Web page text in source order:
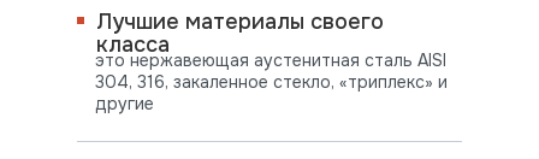
это нержавеющая аустенитная сталь AISI
304, 316, закаленное стекло, «триплекс» и
другие
Лучшие материалы своего
класса